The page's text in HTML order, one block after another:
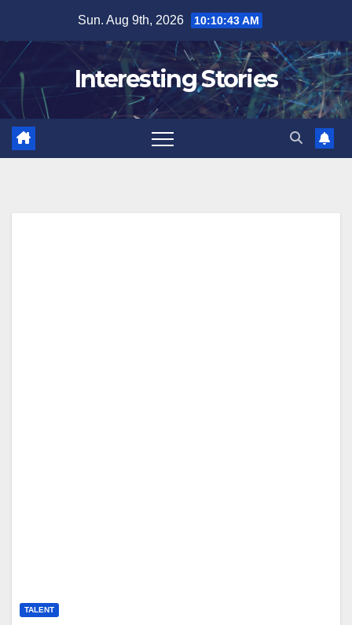
content
Sun. Aug 9th, 2026 10:10:43 AM
Interesting Stories
TALENT